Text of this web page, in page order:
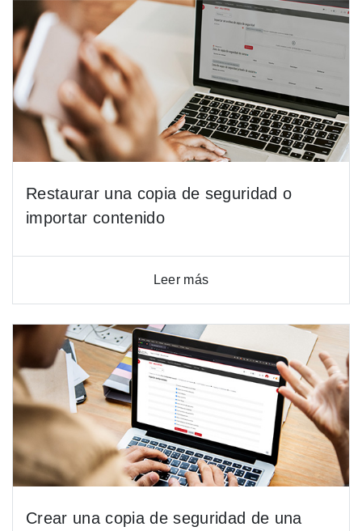
Restaurar una copia de seguridad o
importar contenido
Leer más
Crear una copia de seguridad de una